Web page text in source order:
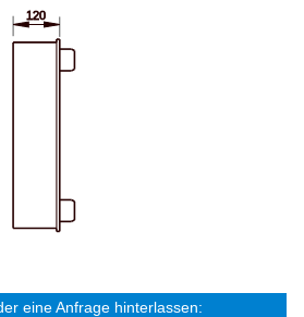
eine Anfrage hinterlassen: